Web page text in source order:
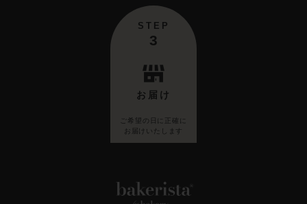
STEP
3
お届け
ご希望の日に正確に
お届けいたします